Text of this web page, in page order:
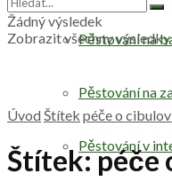
Pěstování na
Pěstování na
Pěstování v
Žádný výsledek
Zobrazit všechny výsledky
Úvod Štítek péče o
Štítek:péče